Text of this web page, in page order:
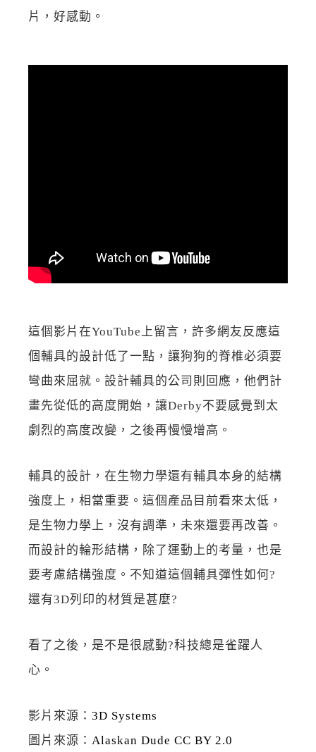
片，好感動。
這個影片在YouTube上留言，許多網友反應這
個輔具的設計低了一點，讓狗狗的脊椎必須要
彎曲來屈就。設計輔具的公司則回應，他們計
畫先從低的高度開始，讓Derby不要感覺到太
劇烈的高度改變，之後再慢慢增高。
輔具的設計，在生物力學還有輔具本身的結構
強度上，相當重要。這個產品目前看來太低，
是生物力學上，沒有調準，未來還要再改善。
而設計的輪形結構，除了運動上的考量，也是
要考慮結構強度。不知道這個輔具彈性如何?
還有3D列印的材質是甚麼?
看了之後，是不是很感動?科技總是雀躍人
心。
影片來源： 3D Systems
圖片來源： Alaskan Dude CC BY 2.0